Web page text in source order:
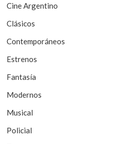
e
e
n
t
r
a
d
a
Cine Argentino
Clásicos
Contemporáneos
Estrenos
Fantasía
Modernos
Musical
Policial